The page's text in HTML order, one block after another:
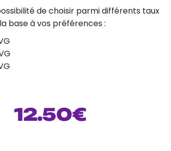
de choisir parmi différents taux
base à vos préférences :
12.50€